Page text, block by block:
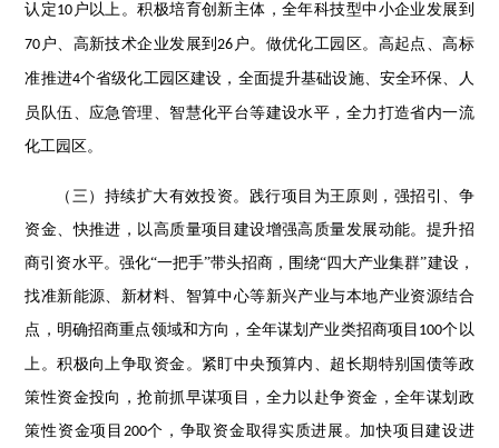
认定10 户以上。积极培育创新主体，全年科技型中小企业发展到
70 户、高新技术企业发展到26 户。做优化工园区。高起点、高标
准推进4个省级化工园区建设，全面提升基础设施、安全环保、人
员队伍、应急管理、智慧化平台等建设水平，全力打造省内一流
化工园区。
（三）持续扩大有效投资。践行项目为王原则，强招引、争
资金、快推进，以高质量项目建设增强高质量发展动能。提升招
商引资水平。强化“一把手”带头招商，围绕“四大产业集群”建设，
找准新能源、新材料、智算中心等新兴产业与本地产业资源结合
点，明确招商重点领域和方向，全年谋划产业类招商项目 100个以
上。积极向上争取资金。紧盯中央预算内、超长期特别国债等政
策性资金投向，抢前抓早谋项目，全力以赴争资金，全年谋划政
策性资金项目 200个，争取资金取得实质进展。加快项目建设进